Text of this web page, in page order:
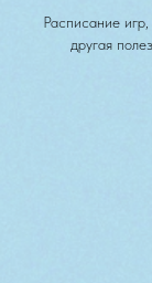
Расписание
другая